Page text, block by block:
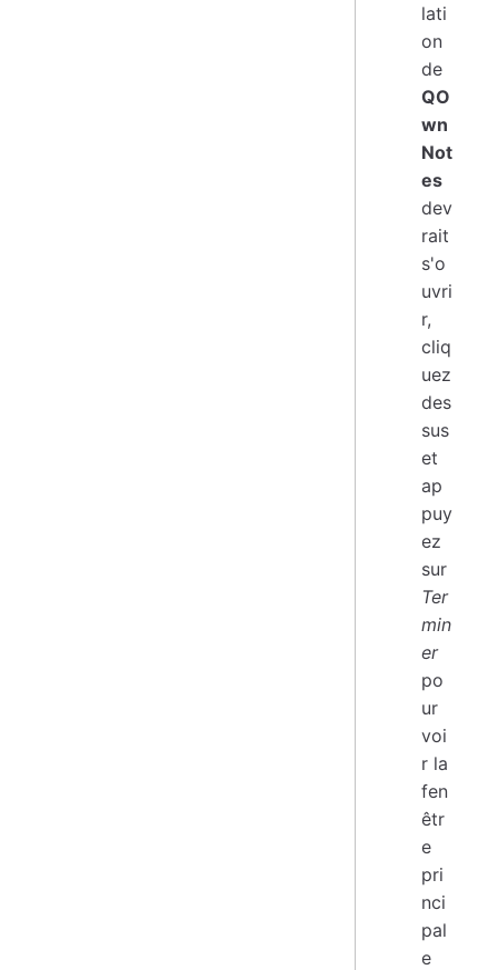
lati
on
de
QO
wn
Not
es
dev
rait
s'o
uvri
r,
cliq
uez
des
sus
et
ap
puy
ez
sur
Ter
min
er
po
ur
voi
r la
fen
êtr
e
pri
nci
pal
e